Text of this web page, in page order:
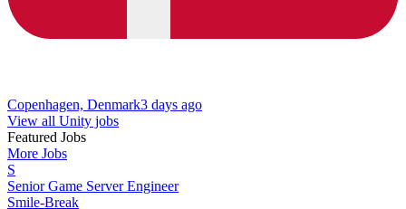
Copenhagen, Denmark3 days ago
View all Unity jobs
Featured Jobs
More Jobs
S
Senior Game Server Engineer
Smile-Break